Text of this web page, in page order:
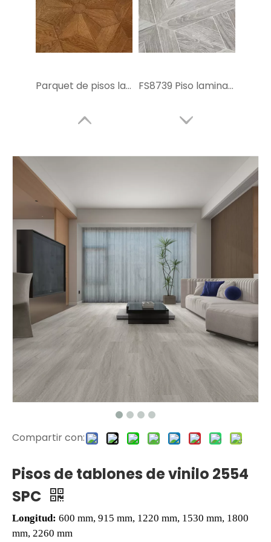
Parquet de pisos laminado FS8160 FS8739 Piso laminado de parquet de 10 mm
E1007 EIR Surface HDF Floor E1008 PISO FLOTANTE LAMINADO
Compartir con:
Pisos de tablones de vinilo 2554
SPC
Longitud: 600 mm, 915 mm, 1220 mm, 1530 mm, 1800
mm, 2260 mm